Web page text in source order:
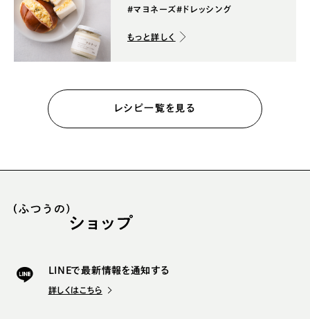
#マヨネーズ#ドレッシング
もっと詳しく
レシピ一覧を見る
LINEで最新情報を通知する
詳しくはこちら